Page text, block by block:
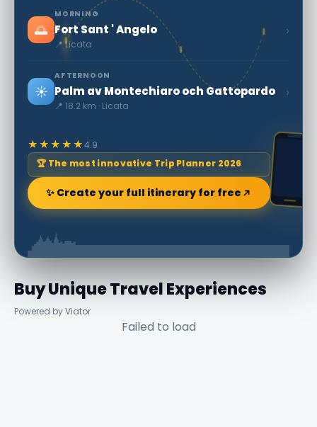
🌅
MORNING
Fort Sant ' Angelo
📍 Licata
›
☀️
AFTERNOON
Palm av Montechiaro och Gattopardo
📍 18.2 km · Licata
›
★★★★★4.9
🏆 The most innovative Trip Planner 2026
✨ Create your full itinerary for free
Buy Unique Travel Experiences
Powered by Viator
Failed to load